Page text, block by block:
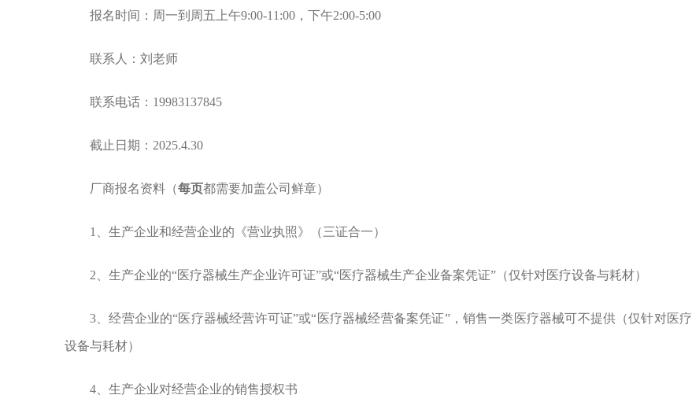
报名时间：周一到周五上午9:00-11:00，下午2:00-5:00
联系人：刘老师
联系电话：19983137845
截止日期：2025.4.30
厂商报名资料（每页都需要加盖公司鲜章）
1 、生产企业和经营企业的 《营业执照》（三证合一）
2、生产企业的“医疗器械生产企业许可证”或“医疗器械生产企业备案凭证” （仅针对医疗设备与耗材）
3、经营企业的“医疗器械经营许可证”或“医疗器械经营备案凭证”， 销售一类医疗器械可不提供 （仅针对医疗
设备与耗材）
4、生产企业对经营企业的销售授权书